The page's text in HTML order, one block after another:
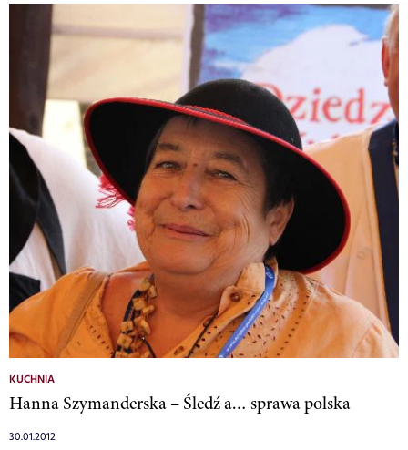
KUCHNIA
Hanna Szymanderska – Śledź a… sprawa polska
30.01.2012